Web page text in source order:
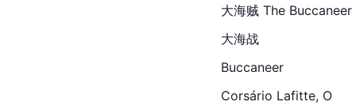
大海贼 The
大海战
Buccaneer
Corsário Lafitte, O